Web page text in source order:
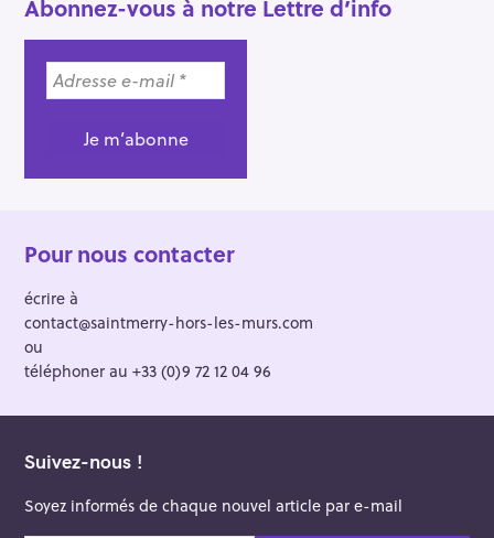
Abonnez-vous à notre Lettre d’info
Pour nous contacter
écrire à
contact@saintmerry-hors-les-murs.com
ou
téléphoner au +33 (0)9 72 12 04 96
Suivez-nous !
Soyez informés de chaque nouvel article par e-mail